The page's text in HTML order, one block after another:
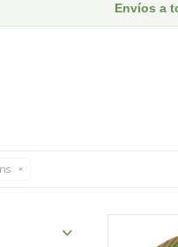
Envíos a